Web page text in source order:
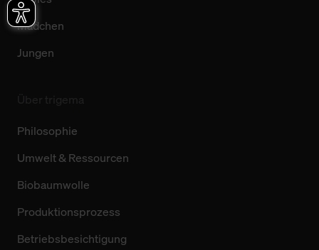
Mädchen
Jungen
Philosophie
Umwelt & Ressourcen
Biobaumwolle
Produktionsprozess
Betriebsbesichtigung